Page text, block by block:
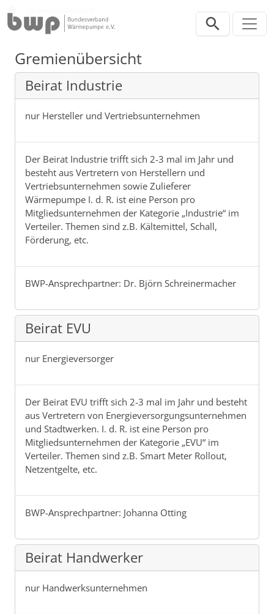
Gremienübersicht
Beirat Industrie
nur Hersteller und Vertriebsunternehmen
Der Beirat Industrie trifft sich 2-3 mal im Jahr und
besteht aus Vertretern von Herstellern und
Vertriebsunternehmen sowie Zulieferer
Wärmepumpe I. d. R. ist eine Person pro
Mitgliedsunternehmen der Kategorie „Industrie“ im
Verteiler. Themen sind z.B. Kältemittel, Schall,
Förderung, etc.
BWP-Ansprechpartner: Dr. Björn Schreinermacher
Beirat EVU
nur Energieversorger
Der Beirat EVU trifft sich 2-3 mal im Jahr und besteht
aus Vertretern von Energieversorgungsunternehmen
und Stadtwerken. I. d. R. ist eine Person pro
Mitgliedsunternehmen der Kategorie „EVU“ im
Verteiler. Themen sind z.B. Smart Meter Rollout,
Netzentgelte, etc.
BWP-Ansprechpartner: Johanna Otting
Beirat Handwerker
nur Handwerksunternehmen